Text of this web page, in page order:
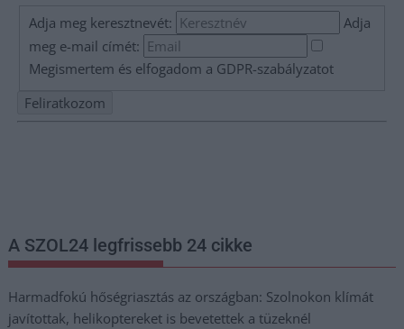
Adja meg keresztnevét:
Adja
meg e-mail címét:
Megismertem és elfogadom a GDPR-szabályzatot
A SZOL24 legfrissebb 24 cikke
Harmadfokú hőségriasztás az országban: Szolnokon klímát
javítottak, helikoptereket is bevetettek a tüzeknél